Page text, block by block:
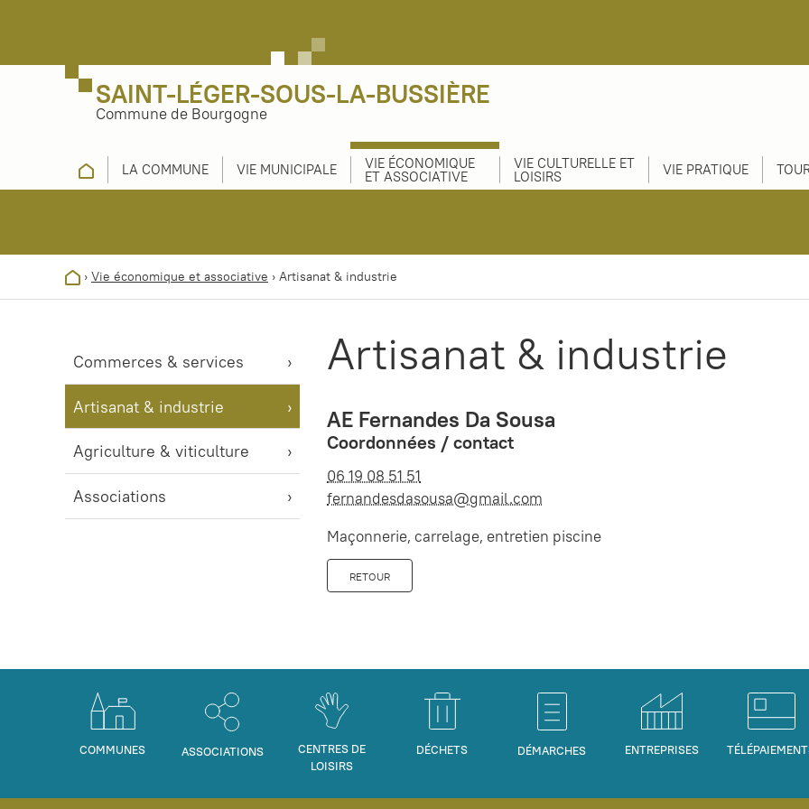
SAINT-LÉGER-SOUS-LA-BUSSIÈRE
Commune de Bourgogne
LA COMMUNE VIE MUNICIPALE VIE ÉCONOMIQUE
ET ASSOCIATIVE
VIE CULTURELLE ET
LOISIRS VIE PRATIQUE
› Vie économique et associative › Artisanat & industrie
Commerces & services
Artisanat & industrie
Agriculture & viticulture
Associations
Artisanat & industrie
AE Fernandes Da Sousa
Coordonnées / contact
06 19 08 51 51
fernandesdasousa@gmail.com
Maçonnerie, carrelage, entretien piscine
RETOUR
COMMUNES ASSOCIATIONS
CENTRES DE
LOISIRS
DÉCHETS DÉMARCHES ENTREPRISES